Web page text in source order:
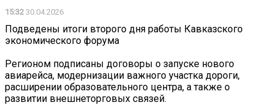
15:32 30.04.2026
Подведены итоги второго дня работы Кавказского
экономического форума
Регионом подписаны договоры о запуске нового
авиарейса, модернизации важного участка дороги,
расширении образовательного центра, а также о
развитии внешнеторговых связей.